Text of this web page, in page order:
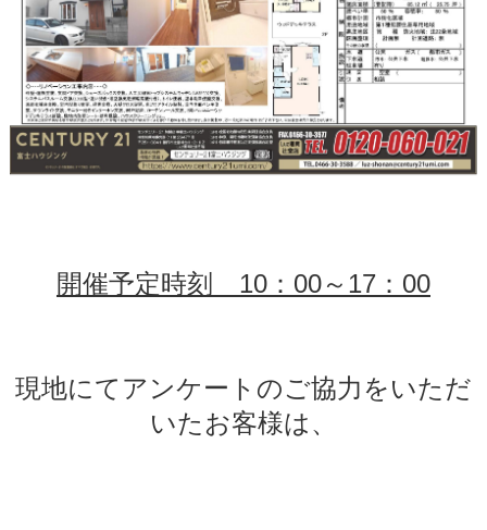
開催予定時刻 10：00～17：00
現地にてアンケートのご協力をいただ
いたお客様は、